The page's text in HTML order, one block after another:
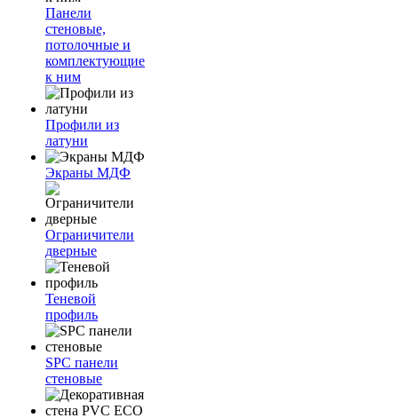
Панели
стеновые,
потолочные и
комплектующие
к ним
Профили из
латуни
Экраны МДФ
Ограничители
дверные
Теневой
профиль
SPC панели
стеновые